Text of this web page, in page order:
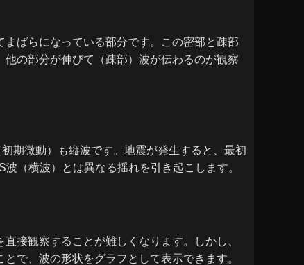
ばらになっている部分です。この密部と疎部
の部分が伸びて（疎部）波が伝わるのが観察
期微動）も縦波です。地震が発生すると、最初
（横波）とは異なる揺れを引き起こします。
接観察することが難しくなります。しかし、
で、波の形状をグラフとして表示できます。